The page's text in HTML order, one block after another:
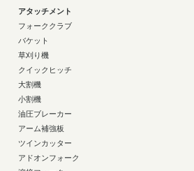
アタッチメント
フォーククラブ
バケット
草刈り機
クイックヒッチ
大割機
小割機
油圧ブレーカー
アーム補強板
ツインカッター
アドオンフォーク